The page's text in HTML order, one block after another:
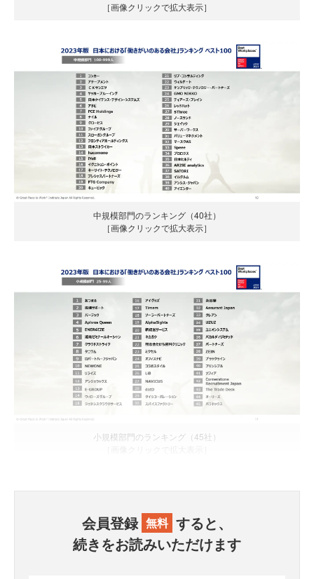
［画像クリックで拡大表示］
中規模部門のランキング（40社）
［画像クリックで拡大表示］
小規模部門のランキング（45社）
会員登録 無料 すると、
続きをお読みいただけます